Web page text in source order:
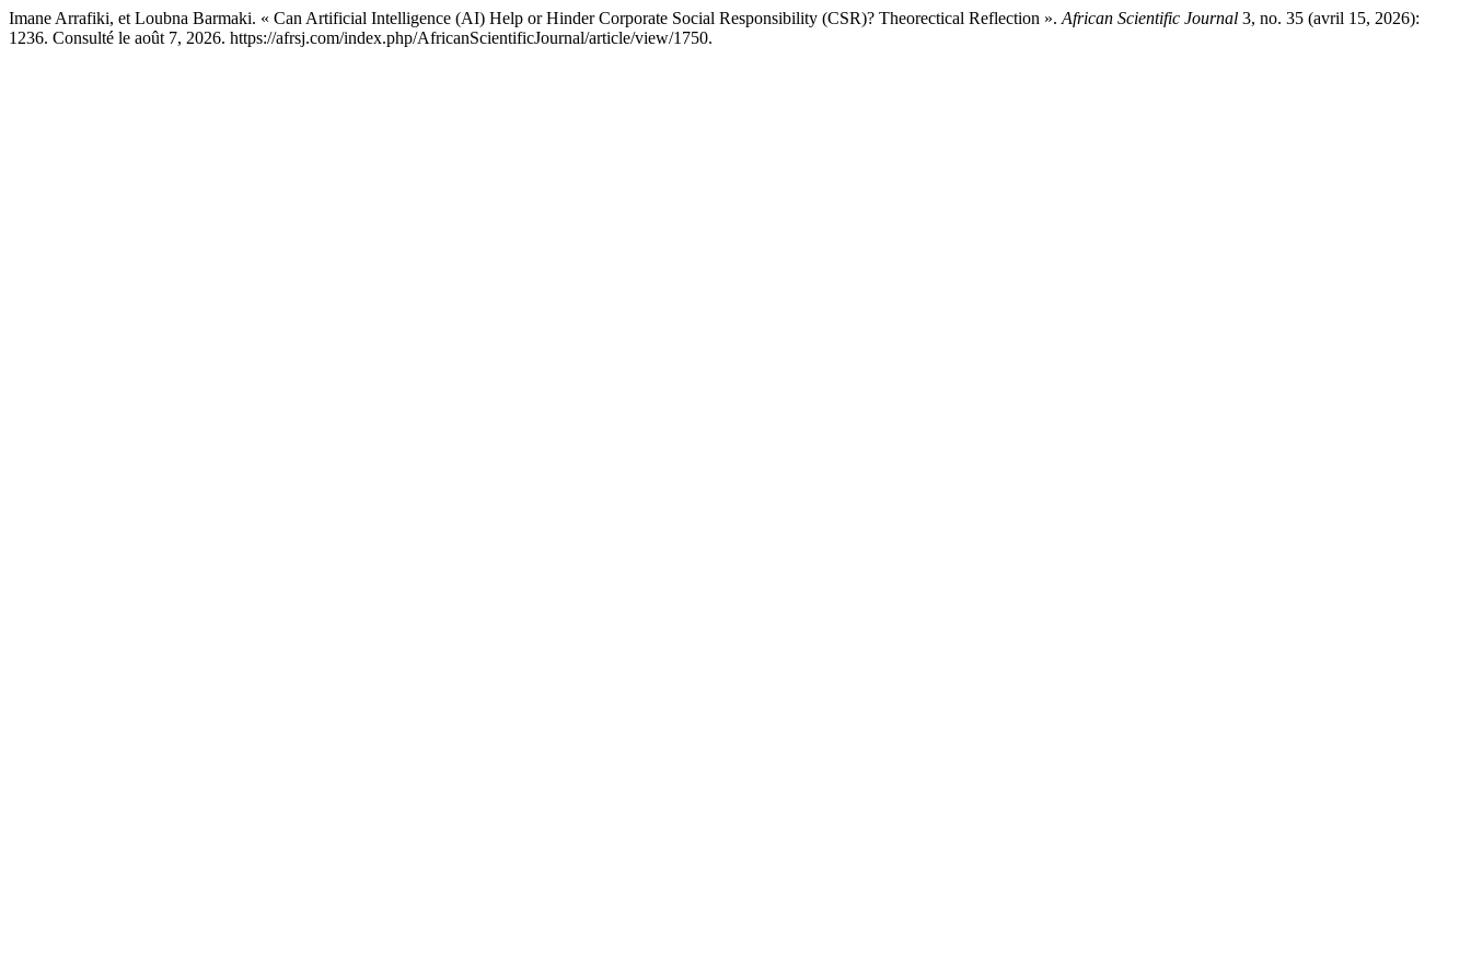
Imane Arrafiki, et Loubna Barmaki. « Can Artificial Intelligence (AI) Help or Hinder Corporate Social Responsibility (CSR)? Theorectical Reflection ». African Scientific Journal 3, no. 35 (avril 15, 2026):
1236. Consulté le août 7, 2026. https://afrsj.com/index.php/AfricanScientificJournal/article/view/1750.